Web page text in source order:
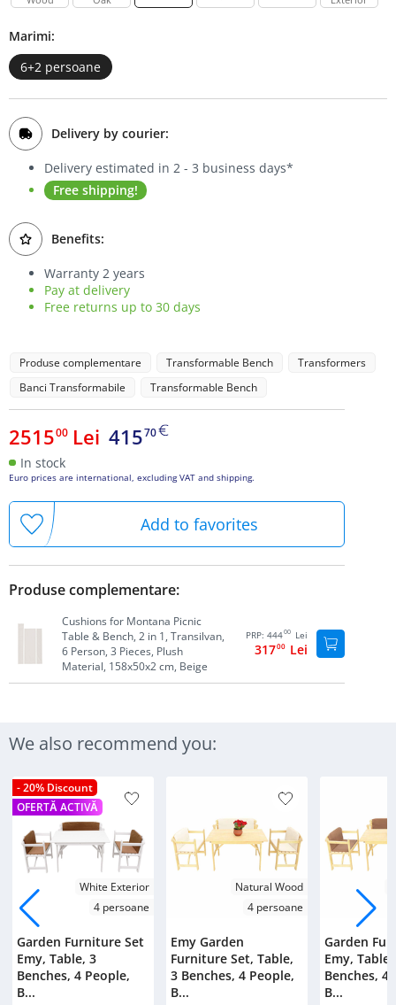
Marimi:
6+2 persoane
Delivery by courier:
Delivery estimated in 2 - 3 business days*
Free shipping!
Benefits:
Warranty 2 years
Pay at delivery
Free returns up to 30 days
Produse complementare Transformable Bench
Transformers
Banci Transformabile
Transformable Bench
251500 Lei 41570
In stock
Euro prices are international, excluding VAT and shipping.
Add to favorites
Produse complementare:
Cushions for Montana Picnic
Table & Bench, 2 in 1, Transilvan,
6 Person, 3 Pieces, Plush
Material, 158x50x2 cm, Beige
PRP: 44400 Lei
31700 Lei
We also recommend you:
- 20% Discount
OFERTĂ ACTIVĂ
White Exterior
4 persoane
Garden Furniture Set
Emy, Table, 3
Benches, 4 People,
B...
Natural Wood
4 persoane
Emy Garden
Furniture Set, Table,
3 Benches, 4 People,
B...
Garden
Emy,
Benches, 4
B...
Sideboards